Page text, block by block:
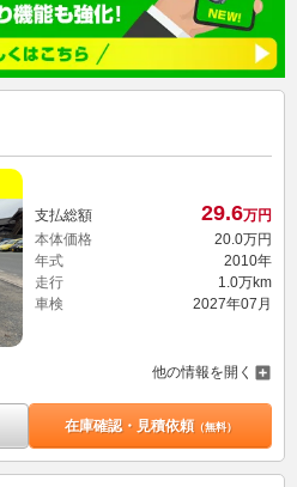
支払総額 29.6万円
本体価格
20.0万円
年式
2010年
走行
1.0万km
車検
2027年07月
他の情報を開く
在庫確認・見積依頼（無料）